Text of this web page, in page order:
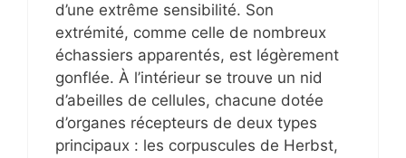
d’une extrême sensibilité. Son
extrémité, comme celle de nombreux
échassiers apparentés, est légèrement
gonflée. À l’intérieur se trouve un nid
d’abeilles de cellules, chacune dotée
d’organes récepteurs de deux types
principaux : les corpuscules de Herbst,